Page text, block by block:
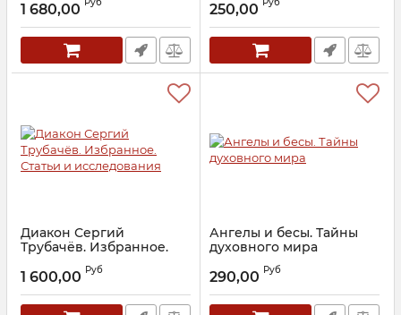
Преподобный Никодим
Артикул: 30440
1 680,00
Игумен Андроник
Артикул: 27165
250,00
Диакон Сергий
Трубачёв. Избранное.
Статьи и исследования
Артикул: 30357
1 600,00 Руб
Ангелы и бесы. Тайны
духовного мира
18961
290,00 Руб